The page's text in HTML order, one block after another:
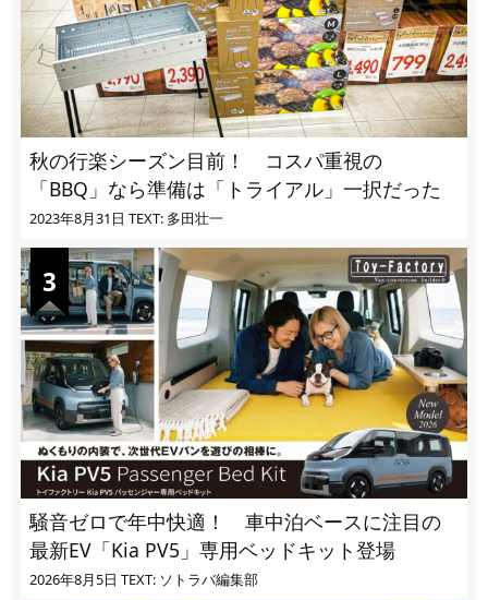
秋の行楽シーズン目前！ コスパ重視の
「BBQ」なら準備は「トライアル」一択だった
2023年8月31日 TEXT: 多田壮一
騒音ゼロで年中快適！ 車中泊ベースに注目の
最新EV「Kia PV5」専用ベッドキット登場
2026年8月5日 TEXT: ソトラバ編集部